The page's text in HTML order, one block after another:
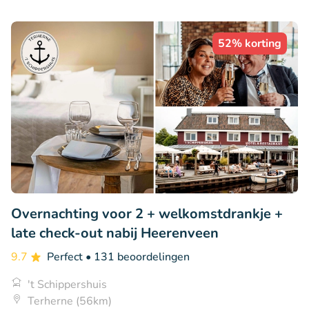
52% korting
Overnachting voor 2 + welkomstdrankje +
late check-out nabij Heerenveen
9.7 Perfect • 131 beoordelingen
't Schippershuis
Terherne (56km)